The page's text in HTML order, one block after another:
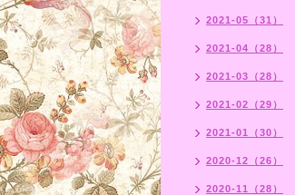
2021-05（31）
2021-04（28）
2021-03（28）
2021-02（29）
2021-01（30）
2020-12（26）
2020-11（28）